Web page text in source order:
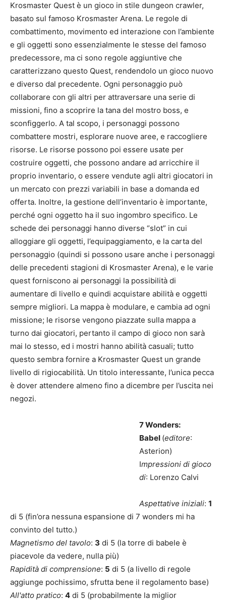
Krosmaster Quest è un gioco in stile dungeon crawler,
basato sul famoso Krosmaster Arena. Le regole di
combattimento, movimento ed interazione con l’ambiente
e gli oggetti sono essenzialmente le stesse del famoso
predecessore, ma ci sono regole aggiuntive che
caratterizzano questo Quest, rendendolo un gioco nuovo
e diverso dal precedente. Ogni personaggio può
collaborare con gli altri per attraversare una serie di
missioni, fino a scoprire la tana del mostro boss, e
sconfiggerlo. A tal scopo, i personaggi possono
combattere mostri, esplorare nuove aree, e raccogliere
risorse. Le risorse possono poi essere usate per
costruire oggetti, che possono andare ad arricchire il
proprio inventario, o essere vendute agli altri giocatori in
un mercato con prezzi variabili in base a domanda ed
offerta. Inoltre, la gestione dell’inventario è importante,
perché ogni oggetto ha il suo ingombro specifico. Le
schede dei personaggi hanno diverse “slot” in cui
alloggiare gli oggetti, l’equipaggiamento, e la carta del
personaggio (quindi si possono usare anche i personaggi
delle precedenti stagioni di Krosmaster Arena), e le varie
quest forniscono ai personaggi la possibilità di
aumentare di livello e quindi acquistare abilità e oggetti
sempre migliori. La mappa è modulare, e cambia ad ogni
missione; le risorse vengono piazzate sulla mappa a
turno dai giocatori, pertanto il campo di gioco non sarà
mai lo stesso, ed i mostri hanno abilità casuali; tutto
questo sembra fornire a Krosmaster Quest un grande
livello di rigiocabilità. Un titolo interessante, l’unica pecca
è dover attendere almeno fino a dicembre per l’uscita nei
negozi.
7 Wonders:
Babel (editore:
Asterion)
Impressioni di gioco
di: Lorenzo Calvi
Aspettative iniziali: 1
di 5 (fin’ora nessuna espansione di 7 wonders mi ha
convinto del tutto.)
Magnetismo del tavolo: 3 di 5 (la torre di babele è
piacevole da vedere, nulla più)
Rapidità di comprensione: 5 di 5 (a livello di regole
aggiunge pochissimo, sfrutta bene il regolamento base)
All'atto pratico: 4 di 5 (probabilmente la miglior